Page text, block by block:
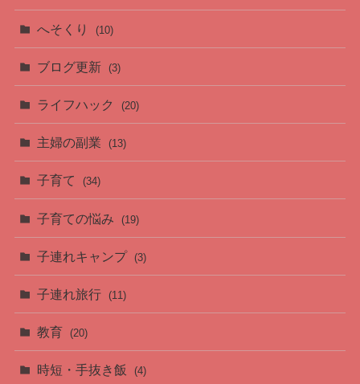
へそくり (10)
ブログ更新 (3)
ライフハック (20)
主婦の副業 (13)
子育て (34)
子育ての悩み (19)
子連れキャンプ (3)
子連れ旅行 (11)
教育 (20)
時短・手抜き飯 (4)